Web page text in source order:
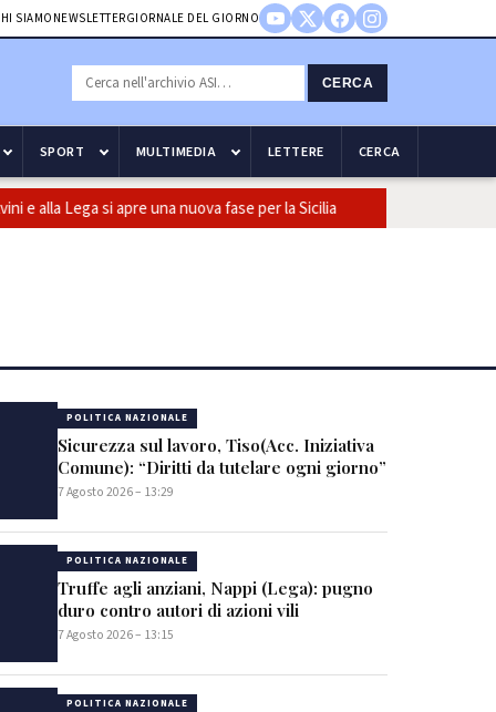
SIAMO NEWSLETTERGIORNALE DEL GIORNO
CERCA
SPORT MULTIMEDIA LETTERE CERCA
si apre una nuova fase per la Sicilia
POLITICA NAZIONALE
Sicurezza sul lavoro, Tiso(Acc. Iniziativa
Comune): “Diritti da tutelare ogni giorno”
7 Agosto 2026 – 13:29
POLITICA NAZIONALE
Truffe agli anziani, Nappi (Lega): pugno
duro contro autori di azioni vili
7 Agosto 2026 – 13:15
POLITICA NAZIONALE